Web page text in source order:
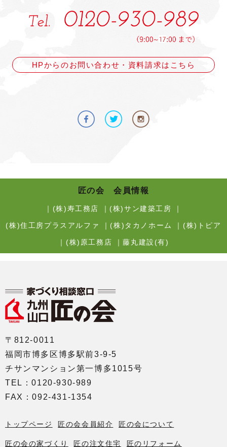
HPからのお問い合わせ・資料請求はこちら
匠の会 会員情報
｜ (株)寿工務店 ｜ (株)サン建築工房 ｜
(株)住工房プラスアルファ ｜ (株)タカノホーム ｜ (株)トピア
｜ (株)原工務店 ｜藤丸建設(有)
〒812-0011
福岡市博多区博多駅前3-9-5
チサンマンション第一博多1015号
TEL：0120-930-989
FAX：092-431-1354
トップページ 匠の会会員紹介 匠の会について
匠の会の家づくり 匠の注文住宅 匠のリフォーム